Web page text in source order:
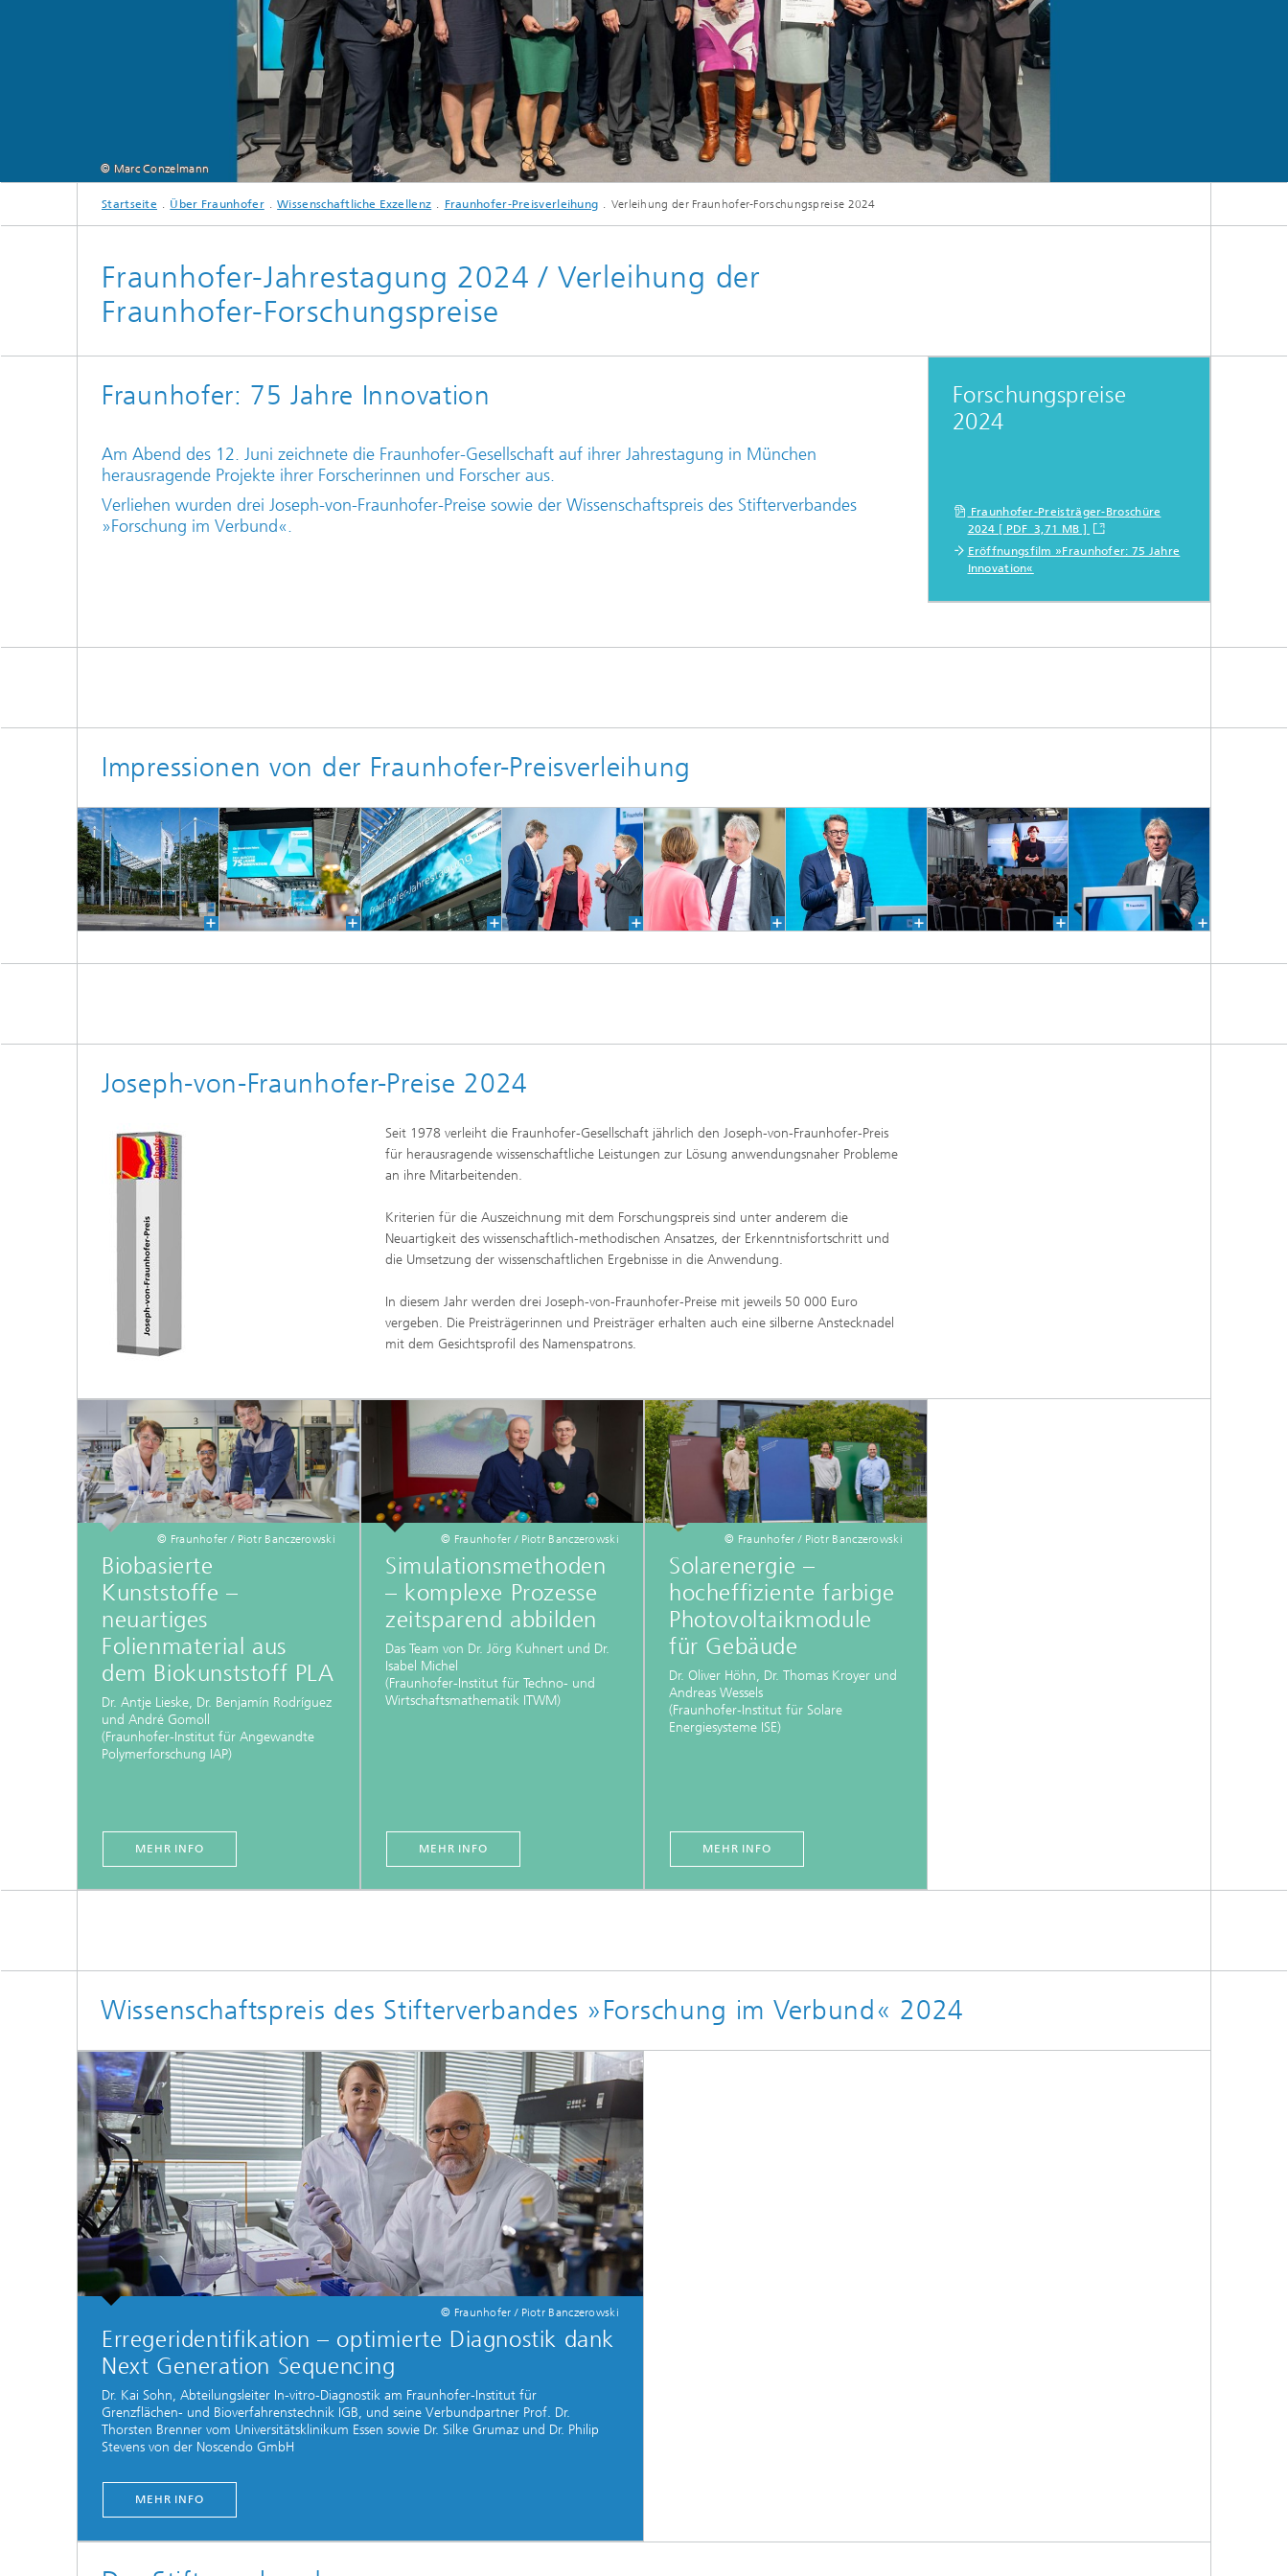
Die Preisträgerinnen und Preisträger der Fraunhofer-Jahrestagung 2024 mit Fraunhofer-Präsident Prof. Dr.-Ing. Holger Hanselka und den Laudatorinnen und Laudatoren.
© Marc Conzelmann
Startseite Über Fraunhofer Wissenschaftliche Exzellenz Fraunhofer-Preisverleihung Verleihung der Fraunhofer-Forschungspreise 2024
Fraunhofer-Jahrestagung 2024 / Verleihung der
Fraunhofer-Forschungspreise
Fraunhofer: 75 Jahre Innovation
Am Abend des 12. Juni zeichnete die Fraunhofer-Gesellschaft auf ihrer Jahrestagung in München
herausragende Projekte ihrer Forscherinnen und Forscher aus.
Verliehen wurden drei Joseph-von-Fraunhofer-Preise sowie der Wissenschaftspreis des Stifterverbandes
»Forschung im Verbund«.
Forschungspreise
2024
Fraunhofer-Preisträger-Broschüre
2024 [ PDF 3,71 MB ]
Eröffnungsfilm »Fraunhofer: 75 Jahre
Innovation«
Impressionen von der Fraunhofer-Preisverleihung
Joseph-von-Fraunhofer-Preise 2024
Seit 1978 verleiht die Fraunhofer-Gesellschaft jährlich den Joseph-von-Fraunhofer-Preis
für herausragende wissenschaftliche Leistungen zur Lösung anwendungsnaher Probleme
an ihre Mitarbeitenden.
Kriterien für die Auszeichnung mit dem Forschungspreis sind unter anderem die
Neuartigkeit des wissenschaftlich-methodischen Ansatzes, der Erkenntnisfortschritt und
die Umsetzung der wissenschaftlichen Ergebnisse in die Anwendung.
In diesem Jahr werden drei Joseph-von-Fraunhofer-Preise mit jeweils 50 000 Euro
vergeben. Die Preisträgerinnen und Preisträger erhalten auch eine silberne Anstecknadel
mit dem Gesichtsprofil des Namenspatrons.
© Fraunhofer / Piotr Banczerowski
Biobasierte
Kunststoffe –
neuartiges
Folienmaterial aus
dem Biokunststoff PLA
Dr. Antje Lieske, Dr. Benjamín Rodríguez
und André Gomoll
(Fraunhofer-Institut für Angewandte
Polymerforschung IAP)
MEHR INFO
© Fraunhofer / Piotr Banczerowski
Simulationsmethoden
– komplexe Prozesse
zeitsparend abbilden
Das Team von Dr. Jörg Kuhnert und Dr.
Isabel Michel
(Fraunhofer-Institut für Techno- und
Wirtschaftsmathematik ITWM)
MEHR INFO
© Fraunhofer / Piotr Banczerowski
Solarenergie –
hocheffiziente farbige
Photovoltaikmodule
für Gebäude
Dr. Oliver Höhn, Dr. Thomas Kroyer und
Andreas Wessels
(Fraunhofer-Institut für Solare
Energiesysteme ISE)
MEHR INFO
Wissenschaftspreis des Stifterverbandes »Forschung im Verbund« 2024
© Fraunhofer / Piotr Banczerowski
Erregeridentifikation – optimierte Diagnostik dank
Next Generation Sequencing
Dr. Kai Sohn, Abteilungsleiter In-vitro-Diagnostik am Fraunhofer-Institut für
Grenzflächen- und Bioverfahrenstechnik IGB, und seine Verbundpartner Prof. Dr.
Thorsten Brenner vom Universitätsklinikum Essen sowie Dr. Silke Grumaz und Dr. Philip
Stevens von der Noscendo GmbH
MEHR INFO